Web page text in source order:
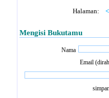
Halaman: <
Mengisi Bukutamu
Nama
Email